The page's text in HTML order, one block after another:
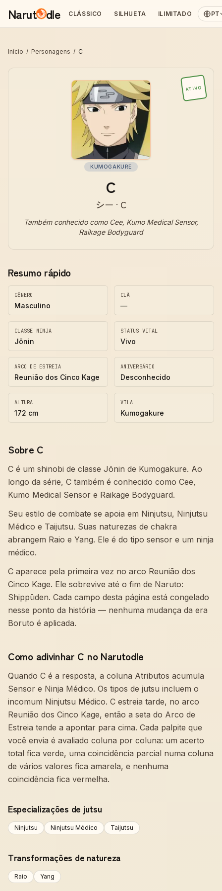
Narut dle CLÁSSICO SILHUETA ILIMITADO PT
Início / Personagens / C
ATIVO
KUMOGAKURE
C
シー · C
Também conhecido como Cee, Kumo Medical Sensor,
Raikage Bodyguard
Resumo rápido
GÊNERO
Masculino
CLÃ
—
CLASSE NINJA
Jōnin
STATUS VITAL
Vivo
ARCO DE ESTREIA
Reunião dos Cinco Kage
ANIVERSÁRIO
Desconhecido
ALTURA
172 cm
VILA
Kumogakure
Sobre C
C é um shinobi de classe Jōnin de Kumogakure. Ao
longo da série, C também é conhecido como Cee,
Kumo Medical Sensor e Raikage Bodyguard.
Seu estilo de combate se apoia em Ninjutsu, Ninjutsu
Médico e Taijutsu. Suas naturezas de chakra
abrangem Raio e Yang. Ele é do tipo sensor e um ninja
médico.
C aparece pela primeira vez no arco Reunião dos
Cinco Kage. Ele sobrevive até o fim de Naruto:
Shippūden. Cada campo desta página está congelado
nesse ponto da história — nenhuma mudança da era
Boruto é aplicada.
Como adivinhar C no Narutodle
Quando C é a resposta, a coluna Atributos acumula
Sensor e Ninja Médico. Os tipos de jutsu incluem o
incomum Ninjutsu Médico. C estreia tarde, no arco
Reunião dos Cinco Kage, então a seta do Arco de
Estreia tende a apontar para cima. Cada palpite que
você envia é avaliado coluna por coluna: um acerto
total fica verde, uma coincidência parcial numa coluna
de vários valores fica amarela, e nenhuma
coincidência fica vermelha.
Especializações de jutsu
Ninjutsu Ninjutsu Médico Taijutsu
Transformações de natureza
Raio Yang